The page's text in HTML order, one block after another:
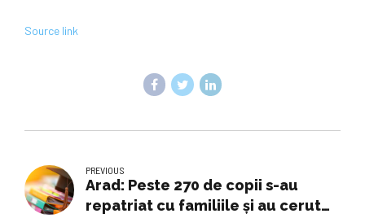
Source link
PREVIOUS
Arad: Peste 270 de copii s-au
repatriat cu familiile și au cerut